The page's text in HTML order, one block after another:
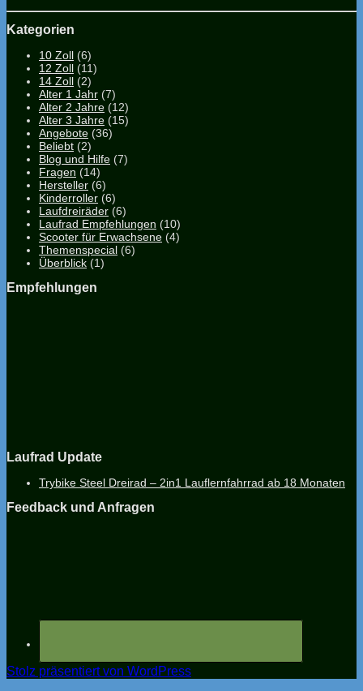
Kategorien
10 Zoll (6)
12 Zoll (11)
14 Zoll (2)
Alter 1 Jahr (7)
Alter 2 Jahre (12)
Alter 3 Jahre (15)
Angebote (36)
Beliebt (2)
Blog und Hilfe (7)
Fragen (14)
Hersteller (6)
Kinderroller (6)
Laufdreiräder (6)
Laufrad Empfehlungen (10)
Scooter für Erwachsene (4)
Themenspecial (6)
Überblick (1)
Empfehlungen
Laufrad Update
Trybike Steel Dreirad – 2in1 Lauflernfahrrad ab 18 Monaten
Feedback und Anfragen
Stolz präsentiert von WordPress